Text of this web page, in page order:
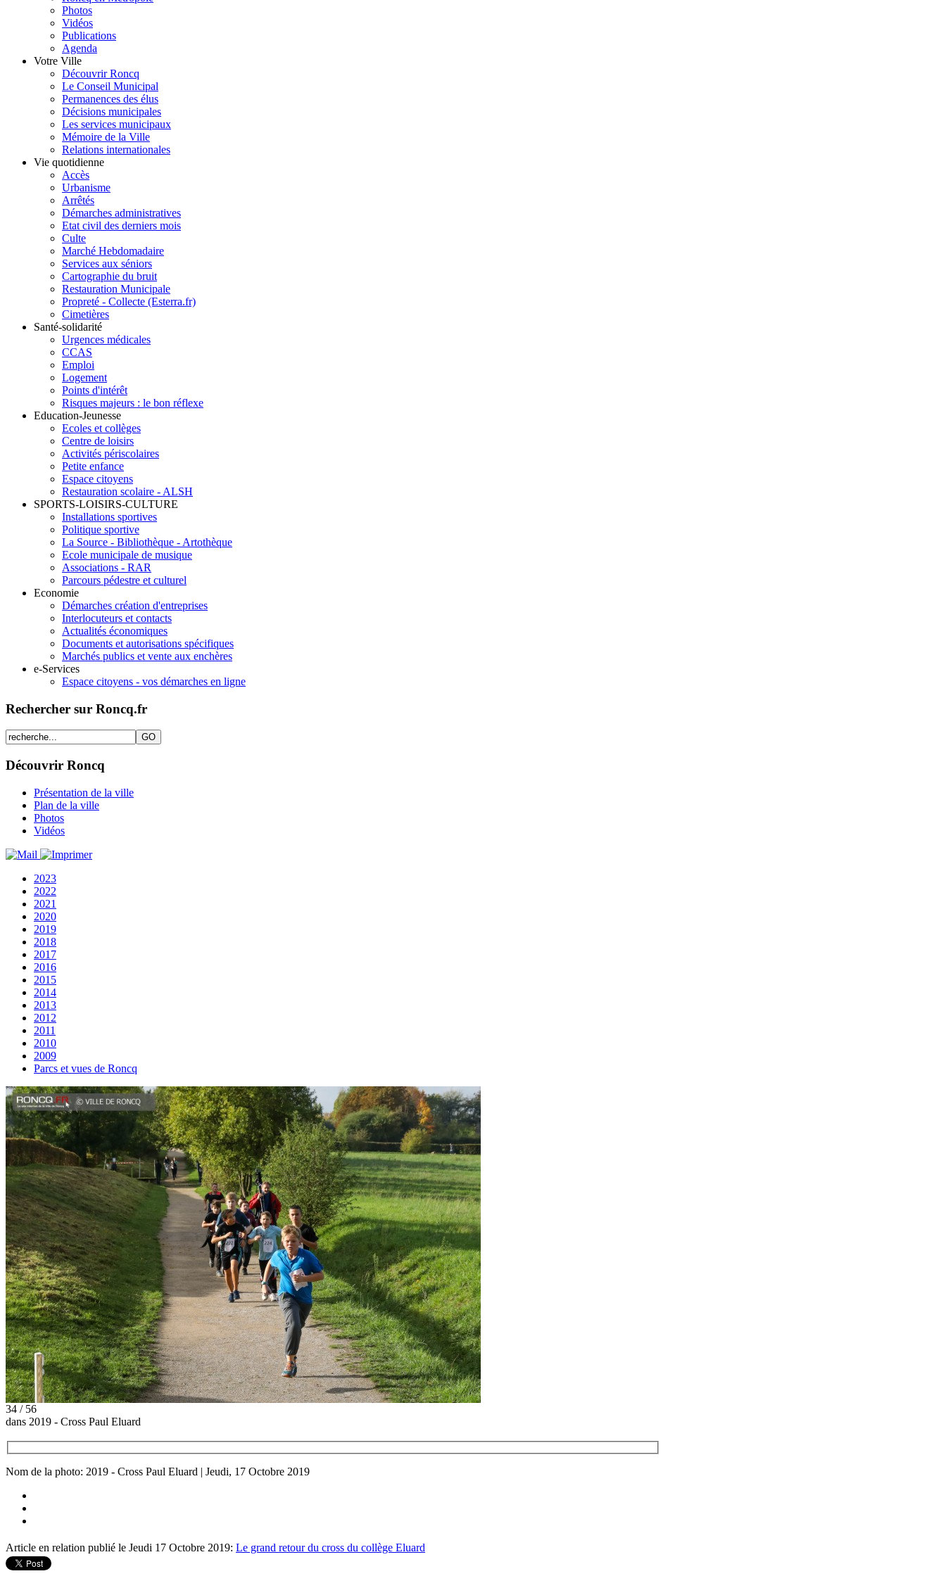
Photos
Vidéos
Publications
Agenda
Votre Ville
Découvrir Roncq
Le Conseil Municipal
Permanences des élus
Décisions municipales
Les services municipaux
Mémoire de la Ville
Relations internationales
Vie quotidienne
Accès
Urbanisme
Arrêtés
Démarches administratives
Etat civil des derniers mois
Culte
Marché Hebdomadaire
Services aux séniors
Cartographie du bruit
Restauration Municipale
Propreté - Collecte (Esterra.fr)
Cimetières
Santé-solidarité
Urgences médicales
CCAS
Emploi
Logement
Points d'intérêt
Risques majeurs : le bon réflexe
Education-Jeunesse
Ecoles et collèges
Centre de loisirs
Activités périscolaires
Petite enfance
Espace citoyens
Restauration scolaire - ALSH
SPORTS-LOISIRS-CULTURE
Installations sportives
Politique sportive
La Source - Bibliothèque - Artothèque
Ecole municipale de musique
Associations - RAR
Parcours pédestre et culturel
Economie
Démarches création d'entreprises
Interlocuteurs et contacts
Actualités économiques
Documents et autorisations spécifiques
Marchés publics et vente aux enchères
e-Services
Espace citoyens - vos démarches en ligne
Rechercher sur Roncq.fr
Découvrir Roncq
Présentation de la ville
Plan de la ville
Photos
Vidéos
2023
2022
2021
2020
2019
2018
2017
2016
2015
2014
2013
2012
2011
2010
2009
Parcs et vues de Roncq
34 / 56
dans 2019 - Cross Paul Eluard
Nom de la photo: 2019 - Cross Paul Eluard | Jeudi, 17 Octobre 2019
Article en relation publié le Jeudi 17 Octobre 2019: Le grand retour du cross du collège Eluard